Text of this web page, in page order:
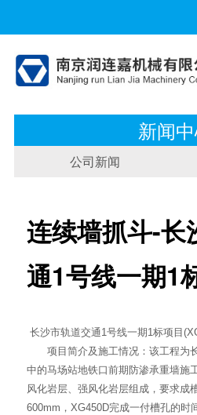
新闻
公司新闻
连续墙抓斗-长
通1号线一期1
长沙市轨道交通1号线一期1标项目
项目简介及施工情况：该工程为
中的马场站地铁口前期防渗承重墙施
风化岩层、强风化岩层组成，要求成
600mm，XG450D完成一付槽孔的时